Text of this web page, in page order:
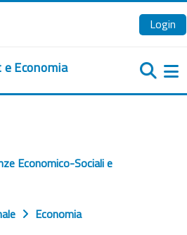
Login
Economia
Economico-Sociali e
Economia